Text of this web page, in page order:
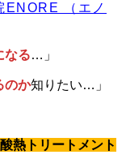
ENORE （エノ
なる…」
のか知りたい…」
熱トリートメント